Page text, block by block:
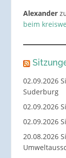
Alexander
beim
02.09.2026
Suderburg
02.09.2026
02.09.2026
20.08.2026